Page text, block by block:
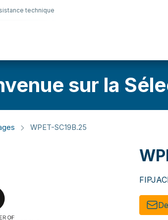
technique
sur la
WPET-SC19B.25